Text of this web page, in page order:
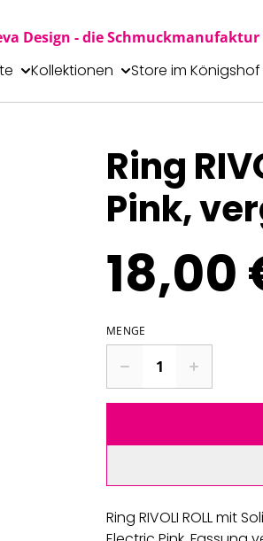
Design - die Schmuckmanufaktur
Kollektionen Store im Königshof
Ring
Pink,
18,00
MENGE
Ring RIVOLI ROLL mit